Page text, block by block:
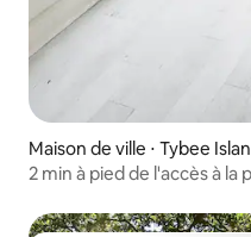
Maison de ville ⋅ Tybee
2 min à pied de l'accès à la